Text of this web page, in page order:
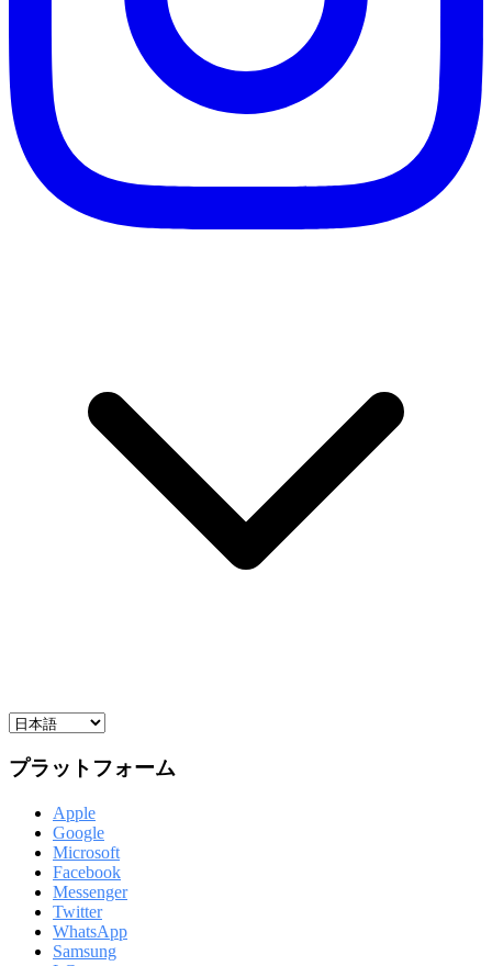
プラットフォーム
Apple
Google
Microsoft
Facebook
Messenger
Twitter
WhatsApp
Samsung